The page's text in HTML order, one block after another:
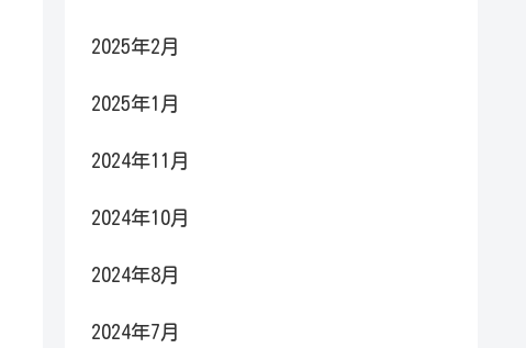
2025年2月
2025年1月
2024年11月
2024年10月
2024年8月
2024年7月